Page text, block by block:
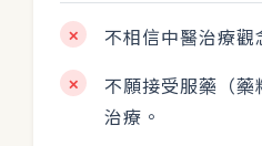
✕ 不相信中醫治療觀
✕
不願接受服藥（
治療。